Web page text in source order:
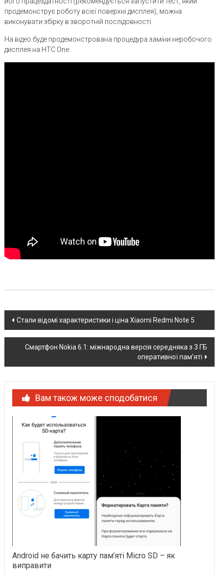
продемонструє роботу всієї поверхні дисплея), можна
виконувати збірку в зворотній послідовності.
На відео буде продемонстрована процедура заміни неробочого
дисплея на HTC One:
Post
navigation
Стали відомі характеристики і ціна Xiaomi Redmi Note 5
Смартфон Nokia 6.1: міжнародна версія середняка з 3 ГБ
оперативної пам’яті
Вам також може сподобатися
Android не бачить карту пам’яті Micro SD – як
виправити